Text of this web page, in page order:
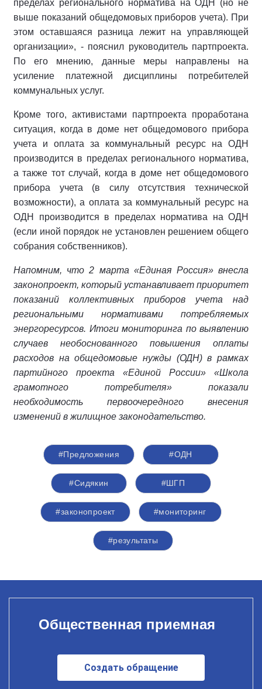
пределах регионального норматива на ОДН (но не
выше показаний общедомовых приборов учета). При
этом оставшаяся разница лежит на управляющей
организации», - пояснил руководитель партпроекта.
По его мнению, данные меры направлены на
усиление платежной дисциплины потребителей
коммунальных услуг.
Кроме того, активистами партпроекта проработана
ситуация, когда в доме нет общедомового прибора
учета и оплата за коммунальный ресурс на ОДН
производится в пределах регионального норматива,
а также тот случай, когда в доме нет общедомового
прибора учета (в силу отсутствия технической
возможности), а оплата за коммунальный ресурс на
ОДН производится в пределах норматива на ОДН
(если иной порядок не установлен решением общего
собрания собственников).
Напомним, что 2 марта «Единая Россия» внесла
законопроект, который устанавливает приоритет
показаний коллективных приборов учета над
региональными нормативами потребляемых
энергоресурсов. Итоги мониторинга по выявлению
случаев необоснованного повышения оплаты
расходов на общедомовые нужды (ОДН) в рамках
партийного проекта «Единой России» «Школа
грамотного потребителя» показали
необходимость первоочередного внесения
изменений в жилищное законодательство.
#Предложения #ОДН
#Сидякин #ШГП
#законопроект #мониторинг
#результаты
Общественная приемная
Создать обращение